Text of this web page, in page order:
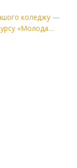
коледжу —
«Молода